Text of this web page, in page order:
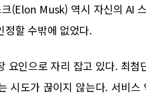
(Elon Musk) 역시 자신의 AI
정할 수밖에 없었다.
요인으로 자리 잡고 있다. 최첨
시도가 끊이지 않는다. 서비스